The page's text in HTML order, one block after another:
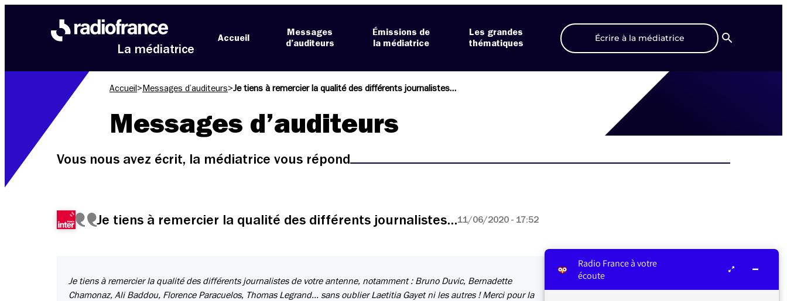
La médiatrice
Accueil
Messages
d’auditeurs
Émissions de
la médiatrice
Les grandes
thématiques
Écrire à la médiatrice
Recherche
Accueil > Messages d’auditeurs>Je tiens à remercier la qualité des différents journalistes…
Messages d’auditeurs
Vous nous avez écrit, la médiatrice vous répond
Je tiens à remercier la qualité des différents journalistes…11/06/2020 - 17:52
Je tiens à remercier la qualité des différents journalistes de votre antenne, notamment : Bruno Duvic, Bernadette
Chamonaz, Ali Baddou, Florence Paracuelos, Thomas Legrand... sans oublier Laetitia Gayet ni les autres ! Merci pour la
Radio France à votre
écoute